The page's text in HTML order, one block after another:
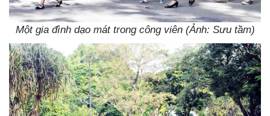
Một gia đình dạo mát trong công viên (Ảnh: Sưu tầm)